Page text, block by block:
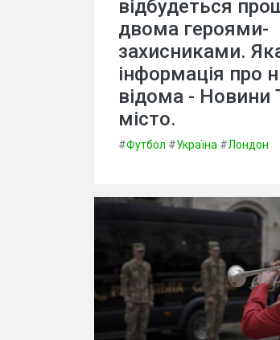
відбудеться
двома героями-
захисниками.
інформація про
відома - Новини
місто.
#Футбол #Україна #Лондон